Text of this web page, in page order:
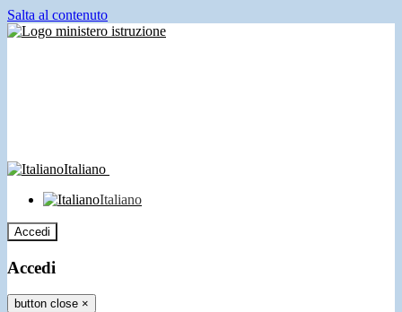
Salta al contenuto
Italiano
Italiano
Accedi
Accedi
button close ×